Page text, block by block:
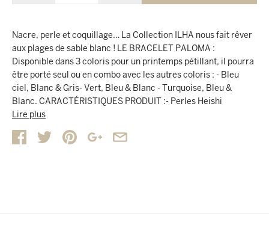
Nacre, perle et coquillage… La Collection ILHA nous fait rêver
aux plages de sable blanc ! LE BRACELET PALOMA :
Disponible dans 3 coloris pour un printemps pétillant, il pourra
être porté seul ou en combo avec les autres coloris : - Bleu
ciel, Blanc & Gris- Vert, Bleu & Blanc - Turquoise, Bleu &
Blanc. CARACTÉRISTIQUES PRODUIT :- Perles Heishi
colorées (rondelles fines, en pâte polymère souple) et
perles métalliques dorées - Bracelet monté sur un fil de nylon
coloré- Réglable avec un noeud coulissant, taille unique.
Lire plus